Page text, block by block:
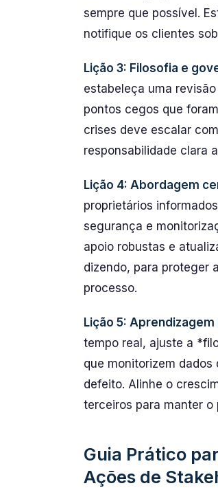
sempre que possível.
notifique os clientes
Lição 3: Filosofia e
estabeleça uma
pontos cegos que
crises deve escalar
responsabilidade clara
Lição 4: Abordagem
proprietários
segurança e
apoio robustas e
dizendo, para proteger
processo.
Lição 5:
tempo real, ajuste a
que monitorizem
defeito. Alinhe o
terceiros para manter o
Guia Prático
Ações de